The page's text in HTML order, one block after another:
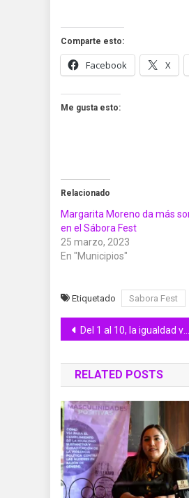
Comparte esto:
Facebook X
Me gusta esto:
Relacionado
Margarita Moreno da más
en el Sábora Fest
25 marzo, 2023
En "Municipios"
Etiquetado Sabora Fest
Navegación
de
entradas
Del 1 al 10, la igualdad va en 6: Laura Jiménez
RELATED POSTS